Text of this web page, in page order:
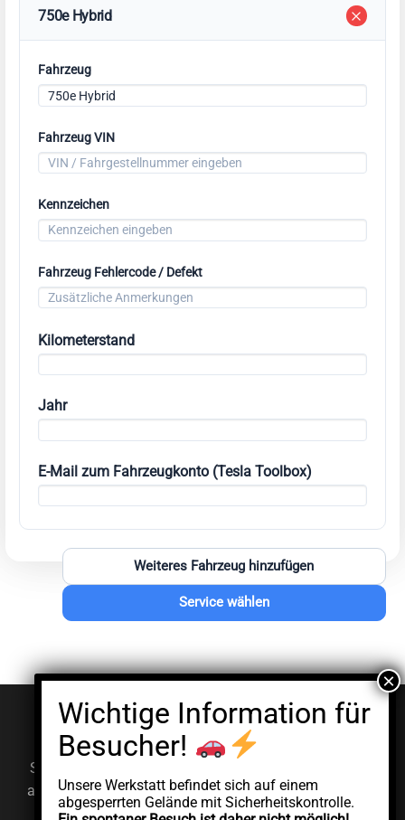
750e Hybrid
Fahrzeug
Fahrzeug VIN
Kennzeichen
Fahrzeug Fehlercode / Defekt
Kilometerstand
Jahr
E-Mail zum Fahrzeugkonto (Tesla Toolbox)
Weiteres Fahrzeug hinzufügen
Service wählen
© EV Clinic 2026
Impressum Datenschutzerklärung
Serviceleistungen, Diagnosen und Reparaturen werden
ausschließlich von der autorisierten juristischen Person
AddCycle GMBH durchgeführt, die unabhängig unter
Unsere Werkstatt befindet sich auf einem
abgesperrten Gelände mit Sicherheitskontrolle.